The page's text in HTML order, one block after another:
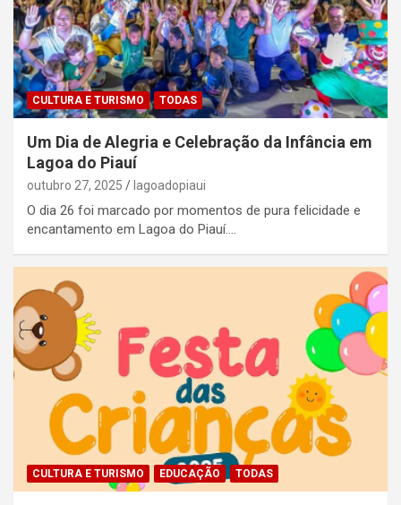
CULTURA E TURISMO TODAS
Um Dia de Alegria e Celebração da Infância em
Lagoa do Piauí
outubro 27, 2025 lagoadopiaui
O dia 26 foi marcado por momentos de pura felicidade e
encantamento em Lagoa do Piauí.…
CULTURA E TURISMO EDUCAÇÃO TODAS